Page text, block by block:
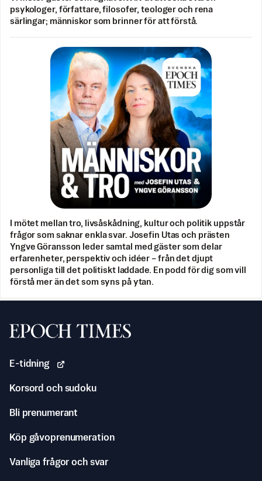
psykologer, författare, filosofer, teologer och rena
särlingar; människor som brinner för att förstå.
I mötet mellan tro, livsåskådning, kultur och politik uppstår
frågor som saknar enkla svar. Josefin Utas och prästen
Yngve Göransson leder samtal med gäster som delar
erfarenheter, perspektiv och idéer – från det djupt
personliga till det politiskt laddade. En podd för dig som vill
förstå mer än det som syns på ytan.
Svenska Epoch Times
E-tidning
Korsord och sudoku
Bli prenumerant
Köp gåvoprenumeration
Vanliga frågor och svar